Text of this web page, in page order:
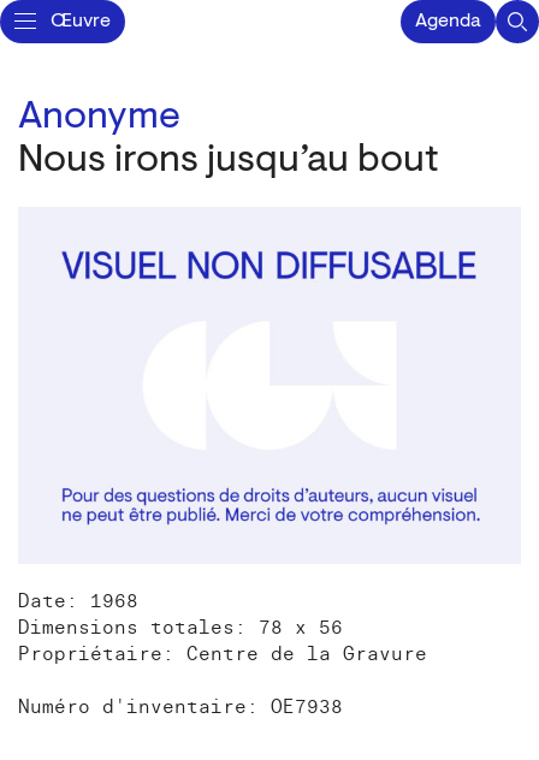
Œuvre Agenda
Anonyme
Nous irons jusqu’au bout
Date: 1968
Dimensions totales: 78 x 56
Propriétaire: Centre de la Gravure
Numéro d'inventaire: OE7938